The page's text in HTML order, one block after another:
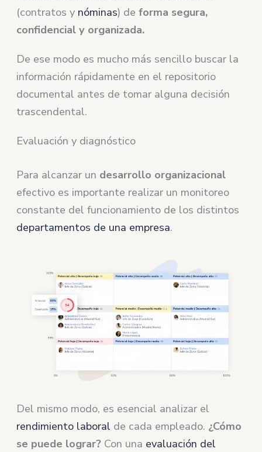
(contratos y nóminas) deforma segura,
confidencial y organizada.
De ese modo es mucho más sencillo buscar la
información rápidamente en el repositorio
documental antes de tomar alguna decisión
trascendental.
Evaluación y diagnóstico
Para alcanzar un desarrollo organizacional
efectivo es importante realizar un monitoreo
constante del funcionamiento de los distintos
departamentos de una empresa.
Del mismo modo, es esencial analizar el
rendimiento laboral de cada empleado. ¿Cómo
se puede lograr? Con una evaluación del